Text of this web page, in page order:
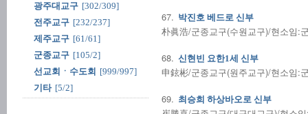
광주대교구 [302/309]
전주교구 [232/237]
제주교구 [61/61]
군종교구 [105/2]
선교회ㆍ수도회 [999/997]
기타 [5/2]
67. 박진호 베드로 신부
朴眞浩/군종교구(수원교구)/현소임:
68. 신현빈 요한1세 신부
申鉉彬/군종교구(원주교구)/현소임:
69. 최승희 하상바오로 신부